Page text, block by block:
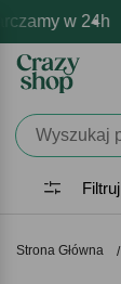
w 24h
-
Strona Główna
Filtruj